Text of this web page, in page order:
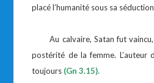
placé l’humanité sous sa
Au calvaire, Satan fut vaincu,
postérité de la femme.
toujours (Gn 3.15).